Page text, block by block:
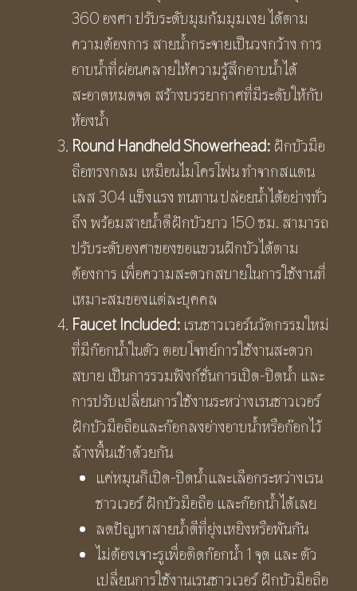
360 องศา ปรับระดับมุมก้มมุมเงย ได้ตาม
ความต้องการ สายน้ำกระจายเป็นวงกว้าง การ
อาบน้ำที่ผ่อนคลายให้ความรู้สึกอาบน้ำได้
สะอาดหมดจด สร้างบรรยากาศที่มีระดับให้กับ
ห้องน้ำ
Round Handheld Showerhead: ฝักบัวมือ
ถือทรงกลม เหมือนไมโครโฟน ทำจากสแตน
เลส 304 แข็งแรง ทนทาน ปล่อยน้ำได้อย่างทั่ว
ถึง พร้อมสายน้ำดีฝักบัวยาว 150 ซม. สามารถ
ปรับระดับองศาของขอแขวนฝักบัวได้ตาม
ต้องการ เพื่อความสะดวกสบายในการใช้งานที่
เหมาะสมของแต่ละบุคคล
Faucet Included: เรนชาวเวอร์นวัตกรรมใหม่
ที่มีก๊อกน้ำในตัว ตอบโจทย์การใช้งานสะดวก
สบาย เป็นการรวมฟังก์ชั่นการเปิด-ปิดน้ำ และ
การปรับเปลี่ยนการใช้งานระหว่างเรนชาวเวอร์
ฝักบัวมือถือและก๊อกลงอ่างอาบน้ำหรือก๊อกไว้
ล้างพื้นเข้าด้วยกัน
แค่หมุนก็เปิด-ปิดน้ำและเลือกระหว่างเรน
ชาวเวอร์ ฝักบัวมือถือ และก๊อกน้ำได้เลย
ลดปัญหาสายน้ำดีที่ยุ่งเหยิงหรือพันกัน
ไม่ต้องเจาะรูเพื่อติดก๊อกน้ำ 1 จุด และ ตัว
เปลี่ยนการใช้งานเรนชาวเวอร์ ฝักบัวมือถือ